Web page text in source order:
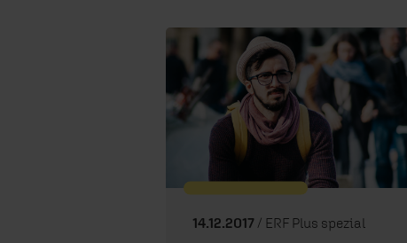
14.12.2017 / ERF Plus spezial